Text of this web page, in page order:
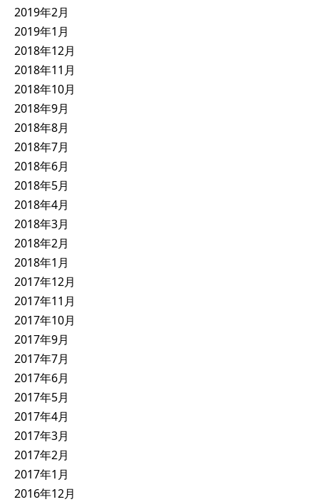
2019年2月
2019年1月
2018年12月
2018年11月
2018年10月
2018年9月
2018年8月
2018年7月
2018年6月
2018年5月
2018年4月
2018年3月
2018年2月
2018年1月
2017年12月
2017年11月
2017年10月
2017年9月
2017年7月
2017年6月
2017年5月
2017年4月
2017年3月
2017年2月
2017年1月
2016年12月